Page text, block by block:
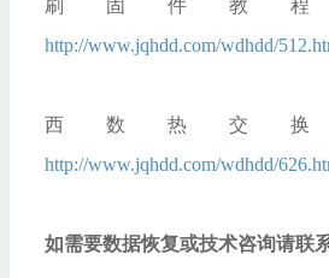
刷固件教程
http://www.jqhdd.com/wdhdd/
西数热交换
http://www.jqhdd.com/wdhdd/
如需要数据恢复或技术咨询请联